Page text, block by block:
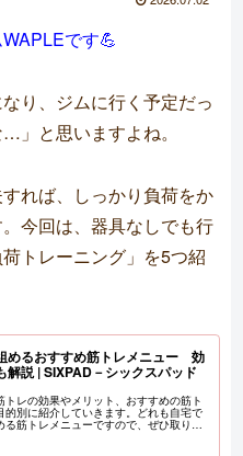
です💪
り、ジムに行く予定だっ
」と思いますよね。
れば、しっかり負荷をか
今回は、器具なしでも行
トレーニング」を5つ紹
めるおすすめ筋トレメニュー 効
解説 | SIXPAD－シックスパッド
トレの効果やメリット、おすすめの筋ト
的別に紹介していきます。どれも自宅で
る筋トレメニューですので、ぜひ取り組
い。また、筋トレをするのに適した時間